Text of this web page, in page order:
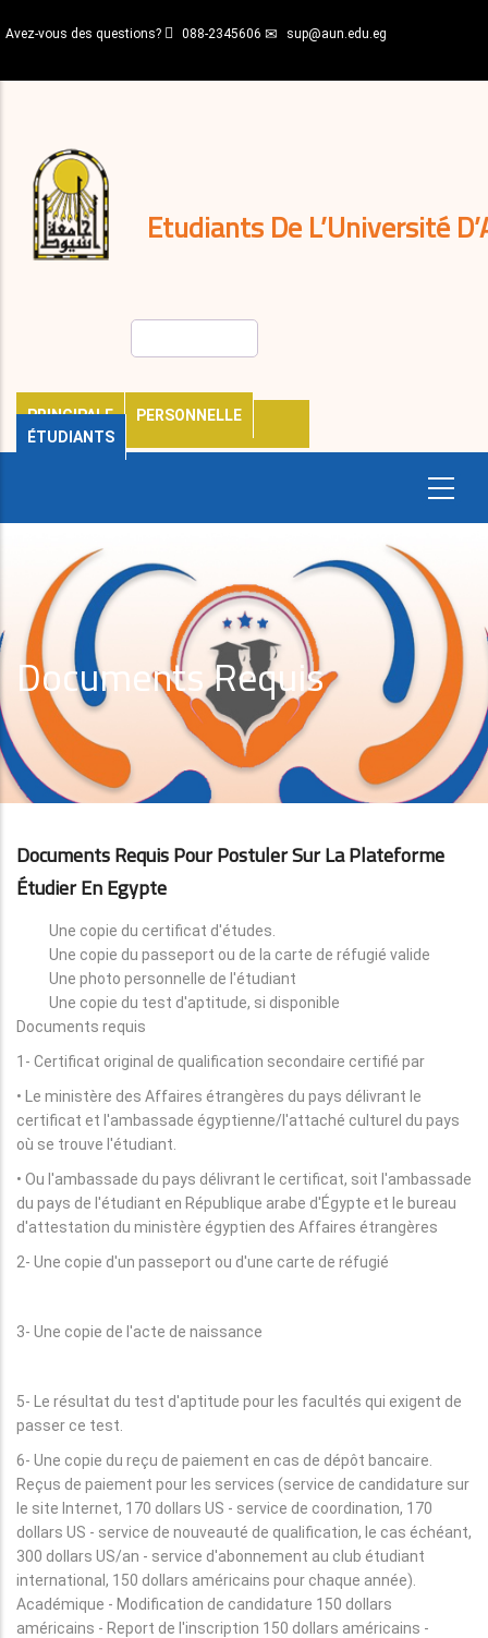
au
principal
Avez-vous des questions? 088-2345606 sup@aun.edu.eg
Etudiants De L’Université
PRINCIPALE
PERSONNELLE
ÉTUDIANTS
décisions
Expatriés
Journal
Documents Requis
Documents Requis Pour Postuler Sur La Plateforme
Étudier En Egypte
Une copie du certificat d'études.
Une copie du passeport ou de la carte de réfugié valide
Une photo personnelle de l'étudiant
Une copie du test d'aptitude, si disponible
Documents requis
1- Certificat original de qualification secondaire certifié par
• Le ministère des Affaires étrangères du pays délivrant le
certificat et l'ambassade égyptienne/l'attaché culturel du pays
où se trouve l'étudiant.
• Ou l'ambassade du pays délivrant le certificat, soit l'ambassade
du pays de l'étudiant en République arabe d'Égypte et le bureau
d'attestation du ministère égyptien des Affaires étrangères
2- Une copie d'un passeport ou d'une carte de réfugié
3- Une copie de l'acte de naissance
5- Le résultat du test d'aptitude pour les facultés qui exigent de
passer ce test.
6- Une copie du reçu de paiement en cas de dépôt bancaire.
Reçus de paiement pour les services (service de candidature sur
le site Internet, 170 dollars US - service de coordination, 170
dollars US - service de nouveauté de qualification, le cas échéant,
300 dollars US/an - service d'abonnement au club étudiant
international, 150 dollars américains pour chaque année).
Académique - Modification de candidature 150 dollars
américains - Report de l'inscription 150 dollars américains -